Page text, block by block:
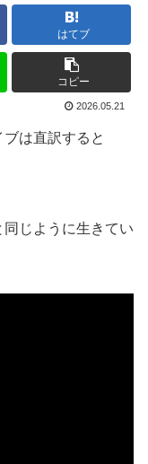
はてブ
コピー
2026.05.21
は直訳すると
じように生きてい